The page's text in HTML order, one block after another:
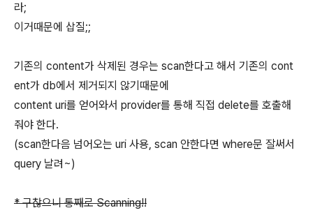
라;
이거때문에 삽질;;
기존의 content가 삭제된 경우는 scan한다고 해서 기존의 cont
ent가 db에서 제거되지 않기때문에
content uri를 얻어와서 provider를 통해 직접 delete를 호출해
줘야 한다.
(scan한다음 넘어오는 uri 사용, scan 안한다면 where문 잘써서
query 날려~)
* 구찮으니 통째로 Scanning!!